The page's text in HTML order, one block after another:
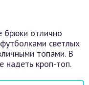
брюки отлично
светлых
топами. В
надеть кроп-топ.